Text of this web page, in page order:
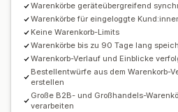
‌Warenkörbe geräteübergreifend
Warenkörbe für eingeloggte
Keine Warenkorb-Limits
Warenkörbe bis zu 90 Tage lang
Warenkorb-Verlauf und Einblicke
Bestellentwürfe aus dem Warenkorb-
erstellen
Große B2B- und Großhandels-
verarbeiten